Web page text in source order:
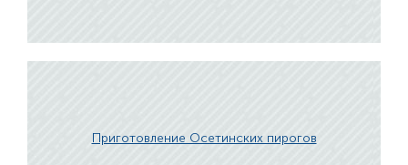
Приготовление Осетинских пирогов